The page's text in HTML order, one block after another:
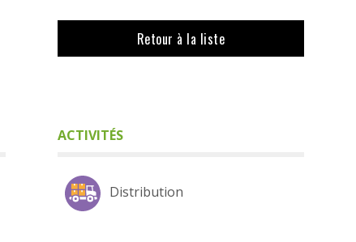
Retour à la liste
ACTIVITÉS
Distribution